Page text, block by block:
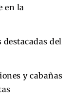
en la
del
y cabañas